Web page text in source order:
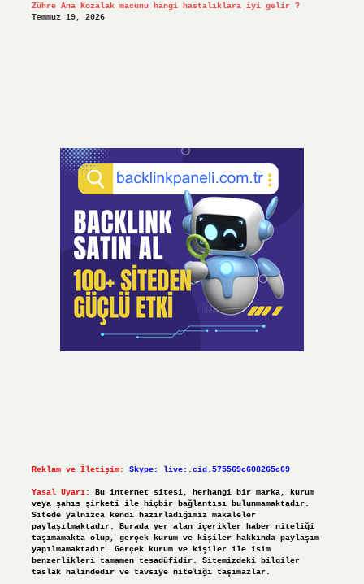
Zühre Ana Kozalak macunu hangi hastalıklara iyi gelir ?
Temmuz 19, 2026
Reklam ve İletişim: Skype: live:.cid.575569c608265c69
Yasal Uyarı:
Bu internet sitesi, herhangi bir marka, kurum
veya şahıs şirketi ile hiçbir bağlantısı bulunmamaktadır.
Sitede yalnızca kendi hazırladığımız makaleler
paylaşılmaktadır. Burada yer alan içerikler haber niteliği
taşımamakta olup, gerçek kurum ve kişiler hakkında paylaşım
yapılmamaktadır. Gerçek kurum ve kişiler ile isim
benzerlikleri tamamen tesadüfidir. Sitemizdeki bilgiler
taslak halindedir ve tavsiye niteliği taşımazlar.